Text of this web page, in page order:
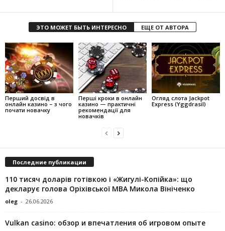
ЭТО МОЖЕТ БЫТЬ ИНТЕРЕСНО ЕЩЕ ОТ АВТОРА
Перший досвід в
онлайн казино – з чого
почати новачку
Перші кроки в онлайн
казино — практичні
рекомендації для
новачків
Огляд слота Jackpot
Express (Yggdrasil)
Последние публикации
110 тисяч доларів готівкою і «Жигулі-Копійка»: що
декларує голова Оріхівської МВА Микола Вініченко
oleg - 26.06.2026
Vulkan casino: обзор и впечатления об игровом опыте